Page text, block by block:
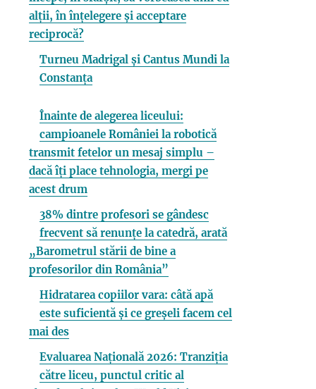
alții, în înțelegere și acceptare
reciprocă?
Turneu Madrigal și Cantus Mundi la
Constanța
Înainte de alegerea liceului:
campioanele României la robotică
transmit fetelor un mesaj simplu –
dacă îți place tehnologia, mergi pe
acest drum
38% dintre profesori se gândesc
frecvent să renunțe la catedră, arată
„Barometrul stării de bine a
profesorilor din România”
Hidratarea copiilor vara: câtă apă
este suficientă și ce greșeli facem cel
mai des
Evaluarea Națională 2026: Tranziția
către liceu, punctul critic al